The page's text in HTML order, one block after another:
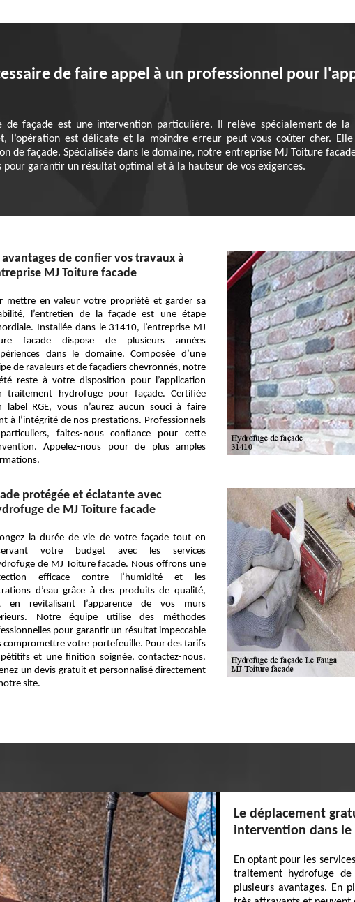
de faire appel à un professionnel pour
de façade est une intervention particulière. Il relève spécialement de la
l’opération est délicate et la moindre erreur peut vous coûter cher.
de façade. Spécialisée dans le domaine, notre entreprise MJ Toiture
pour garantir un résultat optimal et à la hauteur de vos exigences.
avantages de confier vos travaux à
MJ Toiture facade
mettre en valeur votre propriété et garder sa
l’entretien de la façade est une étape
Installée dans le 31410, l’entreprise MJ
facade dispose de plusieurs années
dans le domaine. Composée d’une
de ravaleurs et de façadiers chevronnés, notre
reste à votre disposition pour l’application
traitement hydrofuge pour façade. Certifiée
label RGE, vous n’aurez aucun souci à faire
à l’intégrité de nos prestations. Professionnels
faites-nous confiance pour cette
Appelez-nous pour de plus amples
protégée et éclatante avec
de MJ Toiture facade
la durée de vie de votre façade tout en
votre budget avec les services
de MJ Toiture facade. Nous offrons une
efficace contre l’humidité et les
d’eau grâce à des produits de qualité,
en revitalisant l’apparence de vos murs
Notre équipe utilise des méthodes
pour garantir un résultat impeccable
compromettre votre portefeuille. Pour des tarifs
et une finition soignée, contactez-nous.
un devis gratuit et personnalisé directement
site.
Le déplacement
intervention dans le
En optant pour les
traitement hydrofuge
plusieurs avantages. En